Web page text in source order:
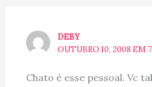
DEBY
OUTUBRO 10, 2008 EM
Chato é esse pessoal. Vc